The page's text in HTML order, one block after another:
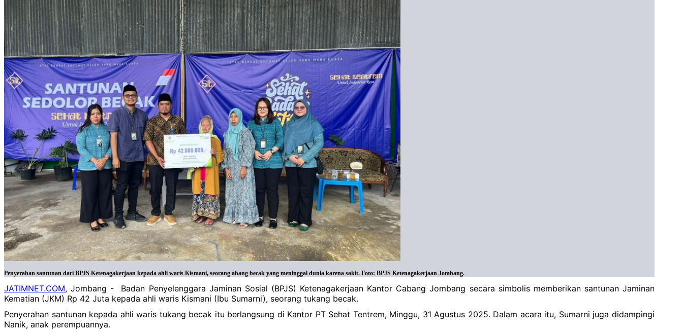
Penyerahan santunan dari BPJS Ketenagakerjaan kepada ahli waris Kismani, seorang abang becak yang meninggal dunia karena sakit. Foto: BPJS Ketenagakerjaan Jombang.
JATIMNET.COM, Jombang - Badan Penyelenggara Jaminan Sosial (BPJS) Ketenagakerjaan Kantor Cabang Jombang secara simbolis memberikan santunan Jaminan
Kematian (JKM) Rp 42 Juta kepada ahli waris Kismani (Ibu Sumarni), seorang tukang becak.
Penyerahan santunan kepada ahli waris tukang becak itu berlangsung di Kantor PT Sehat Tentrem, Minggu, 31 Agustus 2025. Dalam acara itu, Sumarni juga didampingi
Nanik, anak perempuannya.